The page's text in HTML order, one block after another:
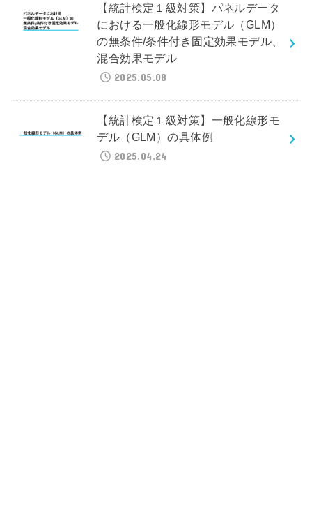
【統計検定１級対策】パネルデータ
における一般化線形モデル（GLM）
の無条件/条件付き固定効果モデル、
混合効果モデル
2025.05.08
【統計検定１級対策】一般化線形モ
デル（GLM）の具体例
2025.04.24